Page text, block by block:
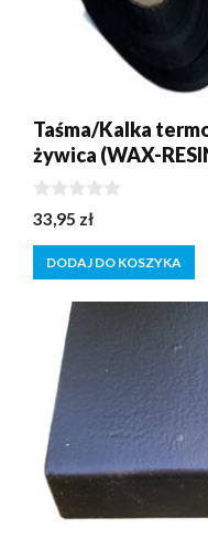
Taśma/Kalka
żywica (WAX-
0
z
5
33,95 zł
DODAJ DO KOSZYKA